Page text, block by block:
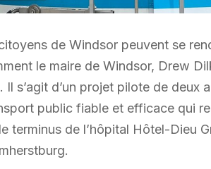
de Windsor peuvent se
le maire de Windsor, Drew
s’agit d’un projet pilote de deux
public fiable et efficace qui
terminus de l’hôpital Hôtel-Dieu